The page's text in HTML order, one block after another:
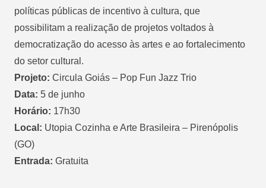
políticas públicas de incentivo à cultura, que
possibilitam a realização de projetos voltados à
democratização do acesso às artes e ao fortalecimento
do setor cultural.
Projeto: Circula Goiás – Pop Fun Jazz Trio
Data: 5 de junho
Horário: 17h30
Local: Utopia Cozinha e Arte Brasileira – Pirenópolis
(GO)
Entrada: Gratuita